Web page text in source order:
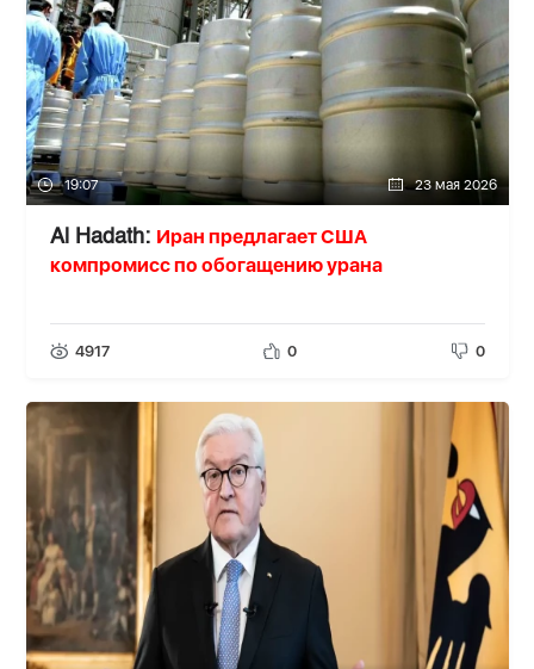
19:07 23 мая 2026
Al Hadath: Иран предлагает США
компромисс по обогащению урана
4917 0 0